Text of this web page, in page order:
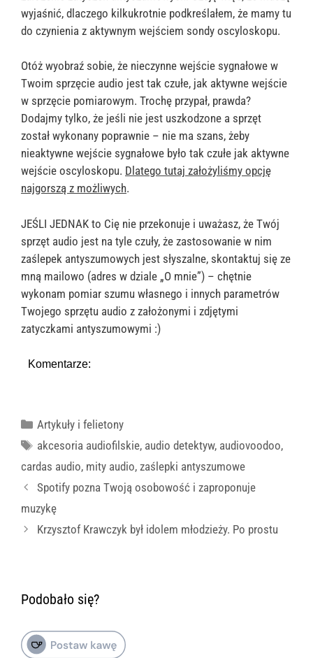
wyjaśnić, dlaczego kilkukrotnie podkreślałem, że mamy tu
do czynienia z aktywnym wejściem sondy oscyloskopu.
Otóż wyobraź sobie, że nieczynne wejście sygnałowe w
Twoim sprzęcie audio jest tak czułe, jak aktywne wejście
w sprzęcie pomiarowym. Trochę przypał, prawda?
Dodajmy tylko, że jeśli nie jest uszkodzone a sprzęt
został wykonany poprawnie – nie ma szans, żeby
nieaktywne wejście sygnałowe było tak czułe jak aktywne
wejście oscyloskopu. Dlatego tutaj założyliśmy opcję
najgorszą z możliwych.
JEŚLI JEDNAK to Cię nie przekonuje i uważasz, że Twój
sprzęt audio jest na tyle czuły, że zastosowanie w nim
zaślepek antyszumowych jest słyszalne, skontaktuj się ze
mną mailowo (adres w dziale „O mnie”) – chętnie
wykonam pomiar szumu własnego i innych parametrów
Twojego sprzętu audio z założonymi i zdjętymi
zatyczkami antyszumowymi :)
Komentarze:
Kategorie
Artykuły i felietony
Tagi
akcesoria audiofilskie, audio detektyw, audiovoodoo,
cardas audio, mity audio, zaślepki antyszumowe
Spotify pozna Twoją osobowość i zaproponuje
muzykę
Krzysztof Krawczyk był idolem młodzieży. Po prostu
Podobało się?